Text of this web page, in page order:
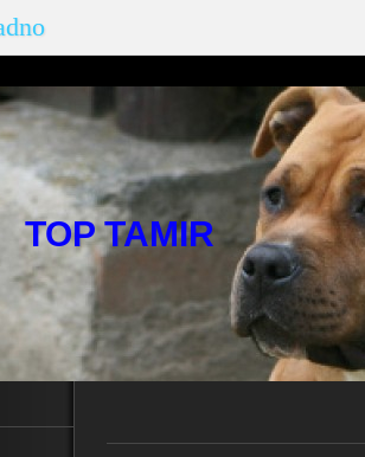
TOP